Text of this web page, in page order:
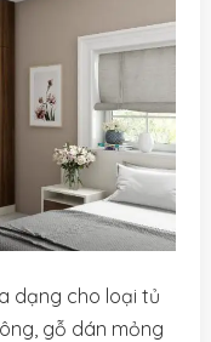
dạng cho loại tủ
gỗ dán mỏng